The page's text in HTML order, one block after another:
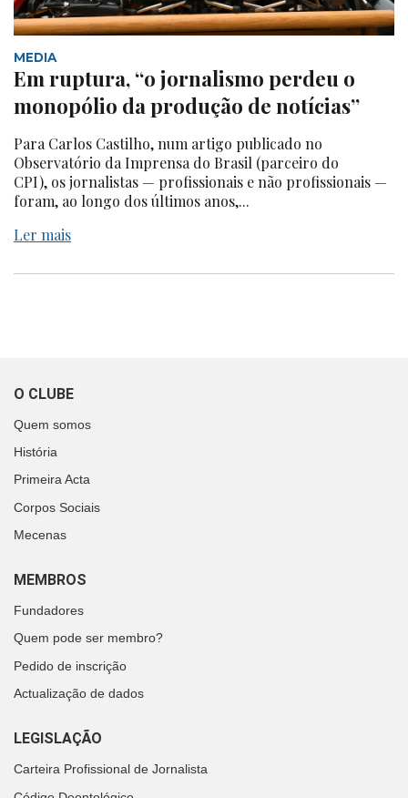
MEDIA
Em ruptura, “o jornalismo perdeu o
monopólio da produção de notícias”
Para Carlos Castilho, num artigo publicado no
Observatório da Imprensa do Brasil (parceiro do
CPI), os jornalistas — profissionais e não profissionais —
foram, ao longo dos últimos anos,...
Ler mais
O CLUBE
Quem somos
História
Primeira Acta
Corpos Sociais
Mecenas
MEMBROS
Fundadores
Quem pode ser membro?
Pedido de inscrição
Actualização de dados
LEGISLAÇÃO
Carteira Profissional de Jornalista